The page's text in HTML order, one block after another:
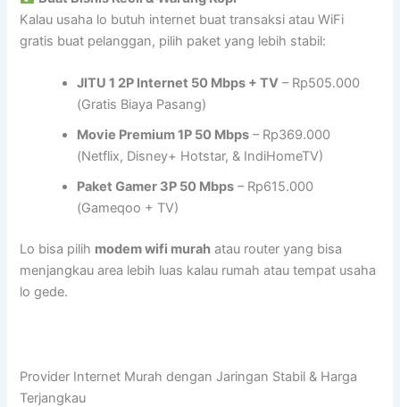
Kalau usaha lo butuh internet buat transaksi atau WiFi
gratis buat pelanggan, pilih paket yang lebih stabil:
JITU 1 2P Internet 50 Mbps + TV – Rp505.000
(Gratis Biaya Pasang)
Movie Premium 1P 50 Mbps – Rp369.000
(Netflix, Disney+ Hotstar, & IndiHomeTV)
Paket Gamer 3P 50 Mbps – Rp615.000
(Gameqoo + TV)
Lo bisa pilih modem wifi murah atau router yang bisa
menjangkau area lebih luas kalau rumah atau tempat usaha
lo gede.
Provider Internet Murah dengan Jaringan Stabil & Harga
Terjangkau